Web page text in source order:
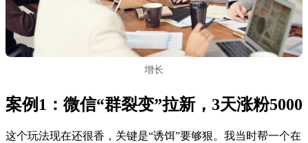
增长
案例1：微信“群裂变”拉新，3天涨粉5000
这个玩法现在还很香，关键是“诱饵”要够狠。我当时帮一个在